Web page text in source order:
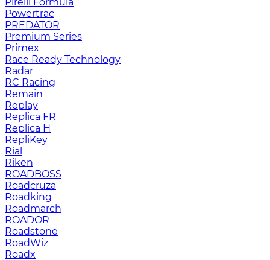
Powertrac
PREDATOR
Premium Series
Primex
Race Ready Technology
Radar
RC Racing
Remain
Replay
Replica FR
Replica H
RepliKey
Rial
Riken
ROADBOSS
Roadcruza
Roadking
Roadmarch
ROADOR
Roadstone
RoadWiz
Roadx